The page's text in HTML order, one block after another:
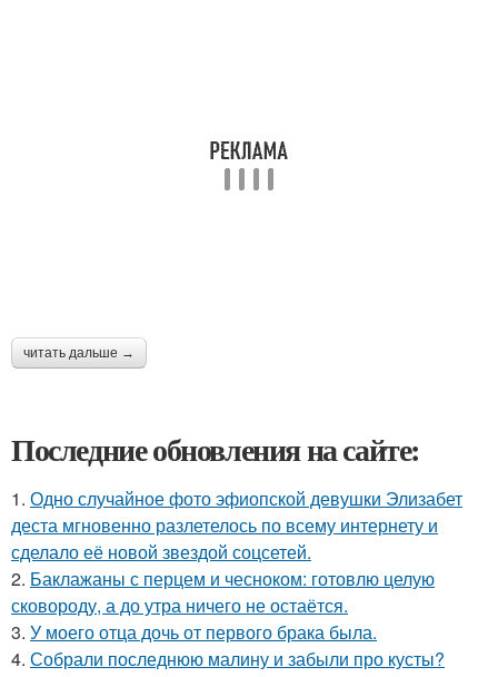
читать дальше →
Последние обновления на сайте:
1. Одно случайное фото эфиопской девушки Элизабет
деста мгновенно разлетелось по всему интернету и
сделало её новой звездой соцсетей.
2. Баклажаны с перцем и чесноком: готовлю целую
сковороду, а до утра ничего не остаётся.
3. У моего отца дочь от первого брака была.
4. Собрали последнюю малину и забыли про кусты?